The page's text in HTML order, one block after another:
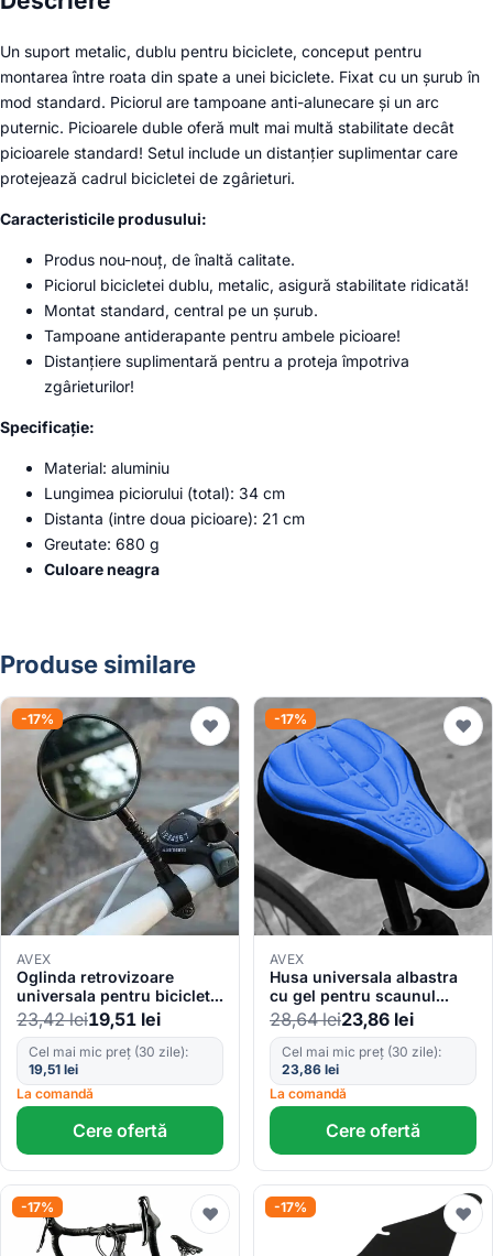
Un suport metalic, dublu pentru biciclete, conceput pentru
montarea între roata din spate a unei biciclete. Fixat cu un șurub în
mod standard. Piciorul are tampoane anti-alunecare și un arc
puternic. Picioarele duble oferă mult mai multă stabilitate decât
picioarele standard! Setul include un distanțier suplimentar care
protejează cadrul bicicletei de zgârieturi.
Caracteristicile produsului:
Produs nou-nouț, de înaltă calitate.
Piciorul bicicletei dublu, metalic, asigură stabilitate ridicată!
Montat standard, central pe un șurub.
Tampoane antiderapante pentru ambele picioare!
Distanțiere suplimentară pentru a proteja împotriva
zgârieturilor!
Specificație:
Material: aluminiu
Lungimea piciorului (total): 34 cm
Distanta (intre doua picioare): 21 cm
Greutate: 680 g
Culoare neagra
Produse similare
-17% ♥
AVEX
Oglinda retrovizoare
universala pentru bicicleta
AVX-RW16
23,42lei19,51 lei
Cel mai mic preț (30 zile):
19,51 lei
La comandă
Cere ofertă
-17% ♥
AVEX
Husa universala albastra
cu gel pentru scaunul
bicicletei AVX-RW5F
28,64lei23,86 lei
Cel mai mic preț (30 zile):
23,86 lei
La comandă
Cere ofertă
-17% ♥ -17% ♥